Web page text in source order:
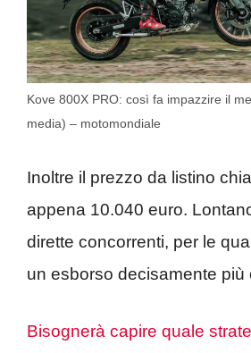
Kove 800X PRO: così fa impazzire il
media) – motomondiale
Inoltre il prezzo da listino
appena 10.040 euro.
dirette concorrenti, per le
un esborso decisamente più
Bisognerà capire quale